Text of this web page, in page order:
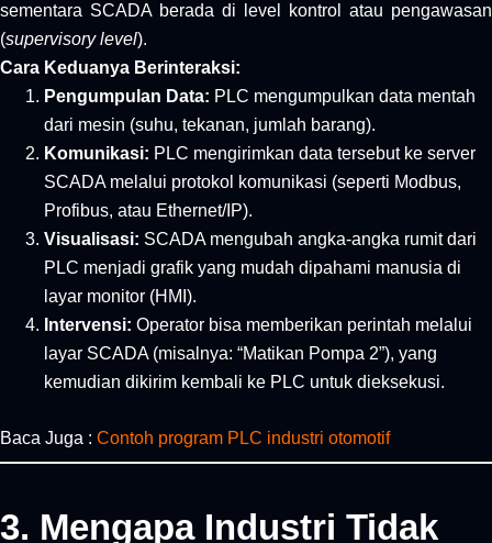
sementara SCADA berada di level kontrol atau pengawasan
(supervisory level).
Cara Keduanya Berinteraksi:
Pengumpulan Data: PLC mengumpulkan data mentah
dari mesin (suhu, tekanan, jumlah barang).
Komunikasi: PLC mengirimkan data tersebut ke server
SCADA melalui protokol komunikasi (seperti Modbus,
Profibus, atau Ethernet/IP).
Visualisasi: SCADA mengubah angka-angka rumit dari
PLC menjadi grafik yang mudah dipahami manusia di
layar monitor (HMI).
Intervensi: Operator bisa memberikan perintah melalui
layar SCADA (misalnya: “Matikan Pompa 2”), yang
kemudian dikirim kembali ke PLC untuk dieksekusi.
Baca Juga : Contoh program PLC industri otomotif
3. Mengapa Industri Tidak